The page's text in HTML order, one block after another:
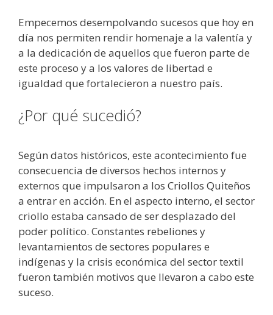
Empecemos desempolvando sucesos que hoy en
día nos permiten rendir homenaje a la valentía y
a la dedicación de aquellos que fueron parte de
este proceso y a los valores de libertad e
igualdad que fortalecieron a nuestro país.
¿Por qué sucedió?
Según datos históricos, este acontecimiento fue
consecuencia de diversos hechos internos y
externos que impulsaron a los Criollos Quiteños
a entrar en acción. En el aspecto interno, el sector
criollo estaba cansado de ser desplazado del
poder político. Constantes rebeliones y
levantamientos de sectores populares e
indígenas y la crisis económica del sector textil
fueron también motivos que llevaron a cabo este
suceso.